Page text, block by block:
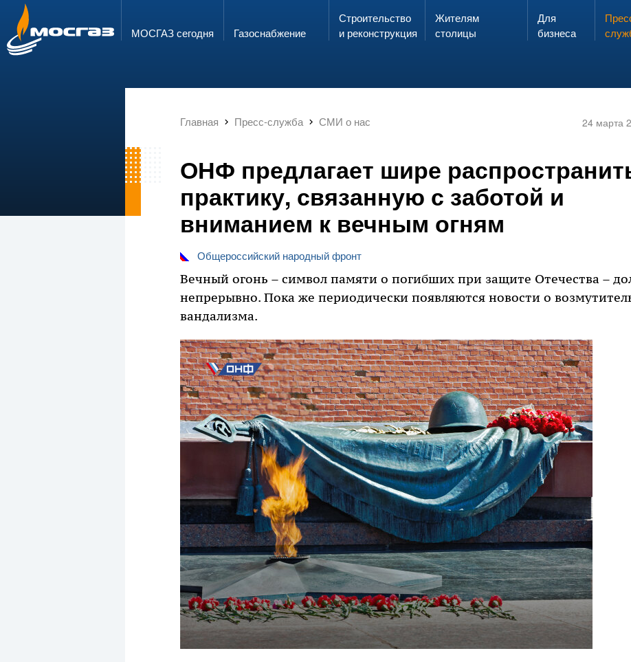
Запах газа?
ЗВОНИ
ГОРЯЧАЯ ЛИНИЯ
8 800 700 71 04 info@mos-gaz.ru
МОСГАЗ сегодня Газо­снабжение
Строительство
и реконструкция
Жителям
столицы
Для
бизнеса
Главная Пресс-служба СМИ о нас 24 марта
ОНФ предлагает шире
практику, связанную с заботой и
вниманием к вечным огням
Общероссийский народный фронт
Вечный огонь – символ памяти о погибших при защите Отечества –
непрерывно. Пока же периодически появляются новости о
вандализма.